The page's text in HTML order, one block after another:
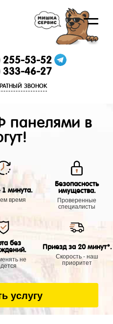
255-53-52
333-46-27
ЗВОНОК
панелями в
минута.
время
Безопасность
имущества.
Проверенные
специалисты
без
не
Приезд за 20 минут*.
Скорость - наш
приоритет
услугу